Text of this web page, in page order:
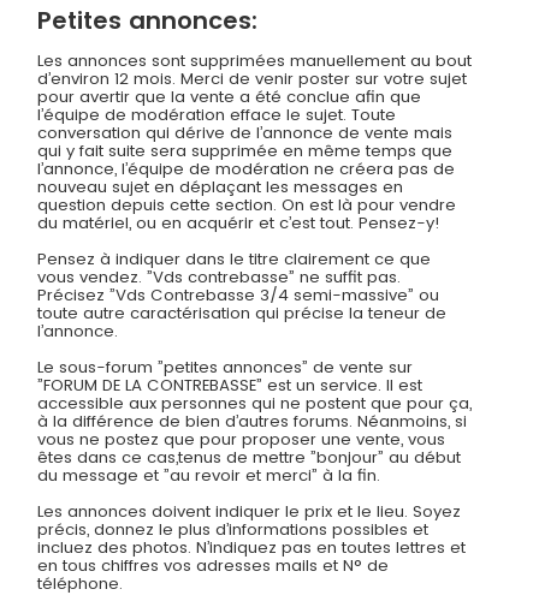
Petites annonces:
Les annonces sont supprimées manuellement au bout
d’environ 12 mois. Merci de venir poster sur votre sujet
pour avertir que la vente a été conclue afin que
l’équipe de modération efface le sujet. Toute
conversation qui dérive de l’annonce de vente mais
qui y fait suite sera supprimée en même temps que
l’annonce, l’équipe de modération ne créera pas de
nouveau sujet en déplaçant les messages en
question depuis cette section. On est là pour vendre
du matériel, ou en acquérir et c’est tout. Pensez-y!
Pensez à indiquer dans le titre clairement ce que
vous vendez. ”Vds contrebasse” ne suffit pas.
Précisez ”Vds Contrebasse 3/4 semi-massive” ou
toute autre caractérisation qui précise la teneur de
l’annonce.
Le sous-forum ”petites annonces” de vente sur
”FORUM DE LA CONTREBASSE” est un service. Il est
accessible aux personnes qui ne postent que pour ça,
à la différence de bien d’autres forums. Néanmoins, si
vous ne postez que pour proposer une vente, vous
êtes dans ce cas,tenus de mettre ”bonjour” au début
du message et ”au revoir et merci” à la fin.
Les annonces doivent indiquer le prix et le lieu. Soyez
précis, donnez le plus d’informations possibles et
incluez des photos. N’indiquez pas en toutes lettres et
en tous chiffres vos adresses mails et N° de
téléphone.